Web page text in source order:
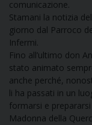
comunicazione.
Stamani la notizia
giorno dal Parroco
Infermi.
Fino all’ultimo don
stato animato
anche perché,
li ha passati in un
formarsi e
Madonna della